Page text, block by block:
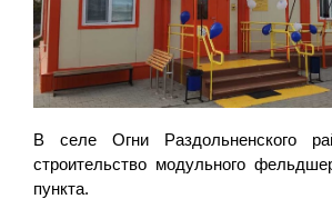
В селе Огни Раздольненского
строительство модульного
пункта.